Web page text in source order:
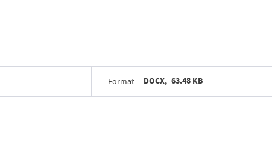
Format: DOCX, 63.48 KB